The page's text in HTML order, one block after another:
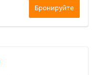
Бронируйте